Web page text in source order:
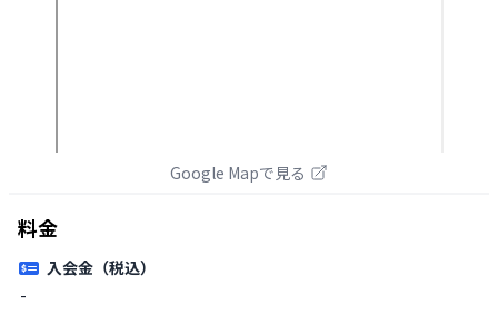
Google Mapで見る
料金
入会金（税込）
-